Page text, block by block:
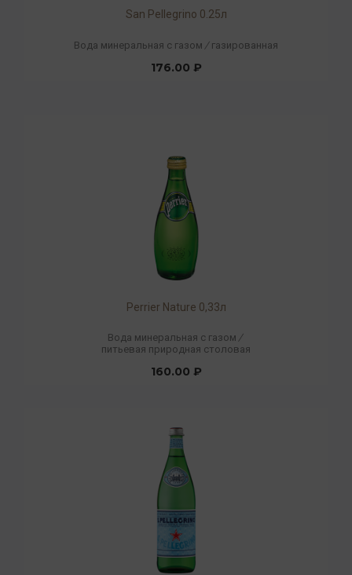
San Pellegrino 0.25л
Вода минеральная с газом / газированная
176.00 ₽
Perrier Nature 0,33л
Вода минеральная с газом /
питьевая природная столовая
160.00 ₽